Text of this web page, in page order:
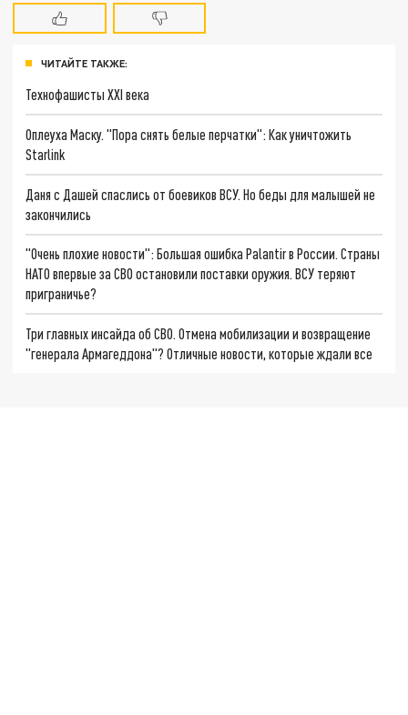
ЧИТАЙТЕ ТАКЖЕ:
Технофашисты XXI века
Оплеуха Маску. "Пора снять белые перчатки": Как уничтожить
Starlink
Даня с Дашей спаслись от боевиков ВСУ. Но беды для малышей не
закончились
"Очень плохие новости": Большая ошибка Palantir в России. Страны
НАТО впервые за СВО остановили поставки оружия. ВСУ теряют
приграничье?
Три главных инсайда об СВО. Отмена мобилизации и возвращение
"генерала Армагеддона"? Отличные новости, которые ждали все